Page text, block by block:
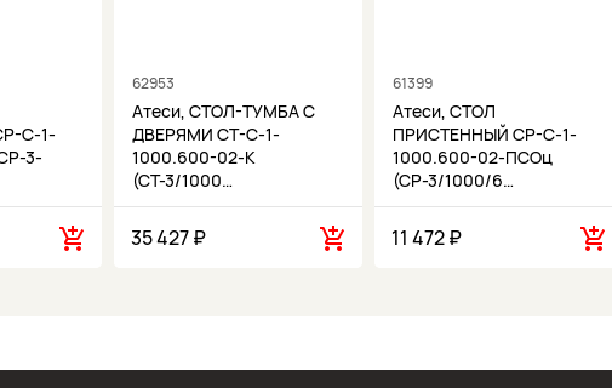
С-1-
3-
62953
Атеси, СТОЛ-ТУМБА С
ДВЕРЯМИ СТ-С-1-
1000.600-02-К
(СТ-3/1000…
35 427 ₽
61399
Атеси, СТОЛ
ПРИСТЕННЫЙ СР-С-1-
1000.600-02-ПСОц
(СР-3/1000/6…
11 472 ₽